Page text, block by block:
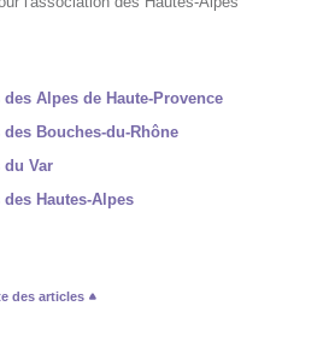
Alpes de Haute-Provence
Bouches-du-Rhône
Var
Hautes-Alpes
des articles